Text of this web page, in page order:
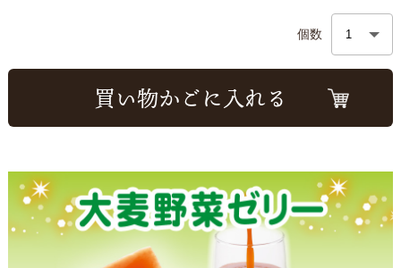
個数